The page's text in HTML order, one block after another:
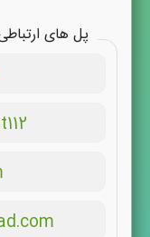
پل های